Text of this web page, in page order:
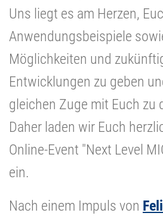
Uns liegt es am Herzen,
Anwendungsbeispiele
Möglichkeiten und
Entwicklungen zu geben
gleichen Zuge mit Euch zu
Daher laden wir Euch
Online-Event "Next Level
ein.
Nach einem Impuls von